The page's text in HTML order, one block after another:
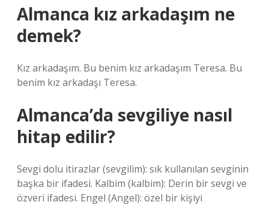
Almanca kız arkadaşım ne
demek?
Kız arkadaşım. Bu benim kız arkadaşım Teresa. Bu
benim kız arkadaşı Teresa.
Almanca’da sevgiliye nasıl
hitap edilir?
Sevgi dolu itirazlar (sevgilim): sık kullanılan sevginin
başka bir ifadesi. Kalbim (kalbim): Derin bir sevgi ve
özveri ifadesi. Engel (Angel): özel bir kişiyi